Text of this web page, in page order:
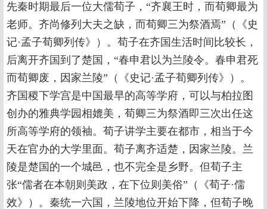
先秦时期最后一位大儒荀子，“齐襄王时，而荀卿最为
老师。齐尚修列大夫之缺，而荀卿三为祭酒焉”（《史
记·孟子荀卿列传》）。荀子在齐国生活时间比较长，
后离开齐国到了楚国，“春申君以为兰陵令。春申君死
而荀卿废，因家兰陵”（《史记·孟子荀卿列传》）。
齐国稷下学宫是中国最早的高等学府，可以与柏拉图
创办的雅典学园相媲美，荀卿三为祭酒即三次出任这
所高等学府的领袖。荀子讲学主要在都市，相当于今
天在官办的大学里面。荀子离齐适楚，因家兰陵。兰
陵是楚国的一个城邑，也不完全是乡野。但荀子主
张“儒者在本朝则美政，在下位则美俗”（《荀子·儒
效》）。秦统一六国，兰陵地位开始下降，但荀子晚